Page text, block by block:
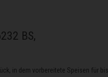
BS,
in dem vorbereitete Speisen für bis